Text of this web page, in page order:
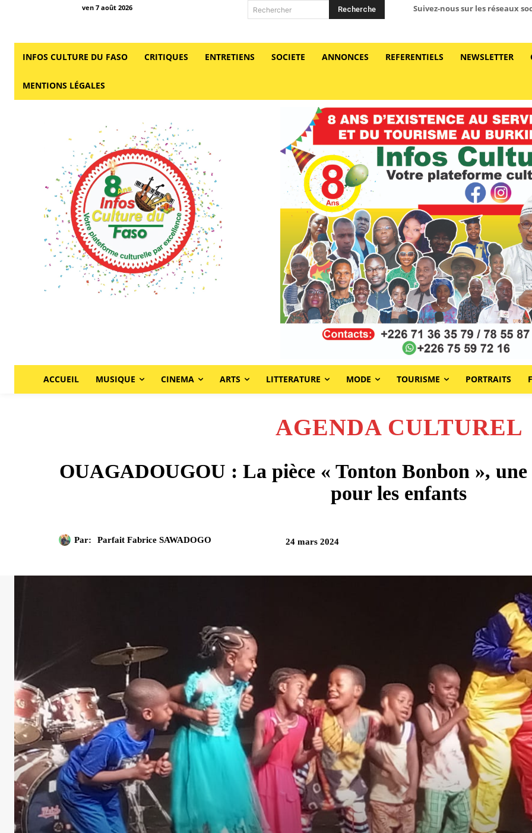
ven 7 août 2026 Rechercher Recherche Suivez-nous sur les réseaux
INFOS CULTURE DU FASO CRITIQUES ENTRETIENS SOCIETE ANNONCES REFERENTIELS NEWSLETTER
MENTIONS LÉGALES
ACCUEIL MUSIQUE CINEMA ARTS LITTERATURE MODE TOURISME PORTRAITS
AGENDA CULTUREL
OUAGADOUGOU : La pièce « Tonton Bonbon »,
pour les enfants
Par: Parfait Fabrice SAWADOGO 24 mars 2024